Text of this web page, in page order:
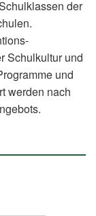
der
Schulkultur und
und
werden nach